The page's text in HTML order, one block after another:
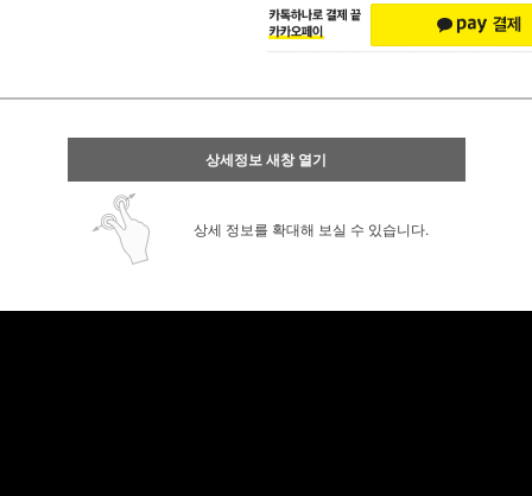
상세정보 새창 열기
상세 정보를 확대해 보실 수 있습니다.